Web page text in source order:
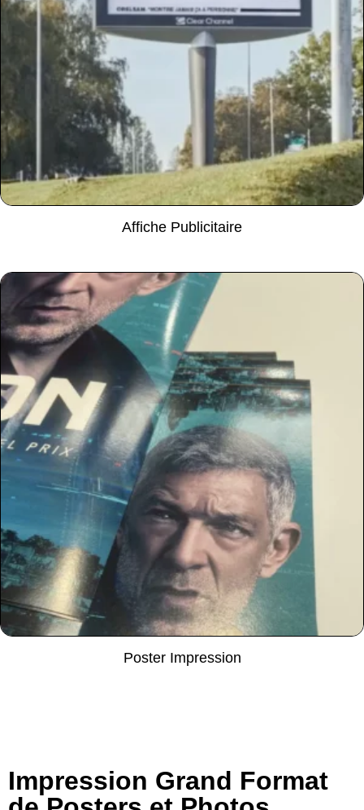
Affiche Publicitaire
Lire la suite
Poster Impression
Impression Grand Format